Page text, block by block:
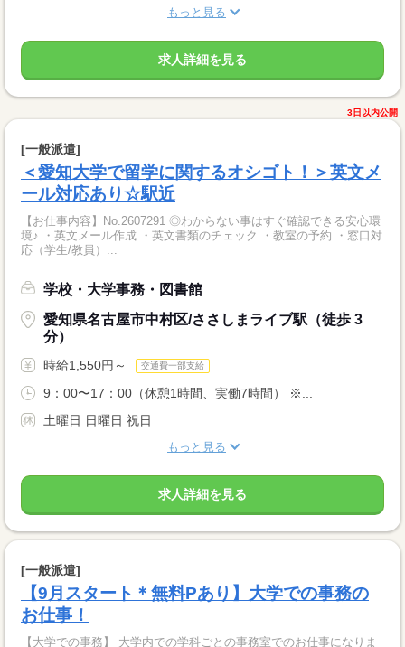
もっと見る
求人詳細を見る
3日以内公開
[一般派遣]
＜愛知大学で留学に関するオシゴト！＞英文メ
ール対応あり☆駅近
【お仕事内容】No.2607291 ◎わからない事はすぐ確認できる安心環
境♪ ・英文メール作成 ・英文書類のチェック ・教室の予約 ・窓口対
応（学生/教員）...
学校・大学事務・図書館
愛知県名古屋市中村区/ささしまライブ駅（徒歩 3
分）
時給1,550円～ 交通費一部支給
9：00〜17：00（休憩1時間、実働7時間） ※...
土曜日 日曜日 祝日
もっと見る
求人詳細を見る
[一般派遣]
【9月スタート＊無料Pあり】大学での事務の
お仕事！
【大学での事務】 大学内での学科ごとの事務室でのお仕事になりま